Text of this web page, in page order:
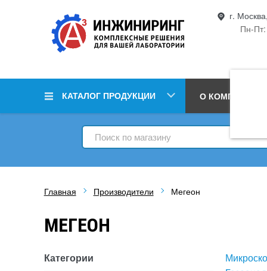
г.
Пн-
КАТАЛОГ ПРОДУКЦИИ О КОМПАНИИ
Главная Производители Мегеон
МЕГЕОН
Категории